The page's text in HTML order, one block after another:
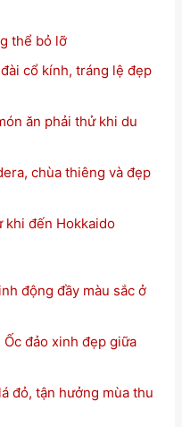
thể bỏ lỡ
cổ kính, tráng lệ đẹp
ăn phải thử khi du
chùa thiêng và đẹp
khi đến Hokkaido
động đầy màu sắc ở
đảo xinh đẹp giữa
đỏ, tận hưởng mùa thu